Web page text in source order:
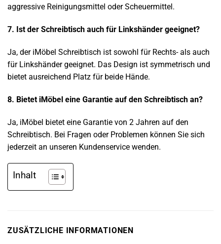
aggressive Reinigungsmittel oder Scheuermittel.
7. Ist der Schreibtisch auch für Linkshänder geeignet?
Ja, der iMöbel Schreibtisch ist sowohl für Rechts- als auch
für Linkshänder geeignet. Das Design ist symmetrisch und
bietet ausreichend Platz für beide Hände.
8. Bietet iMöbel eine Garantie auf den Schreibtisch an?
Ja, iMöbel bietet eine Garantie von 2 Jahren auf den
Schreibtisch. Bei Fragen oder Problemen können Sie sich
jederzeit an unseren Kundenservice wenden.
Inhalt
ZUSÄTZLICHE INFORMATIONEN